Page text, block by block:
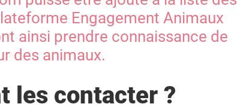
Engagement Animaux
ainsi prendre connaissance de
des animaux.
les contacter ?